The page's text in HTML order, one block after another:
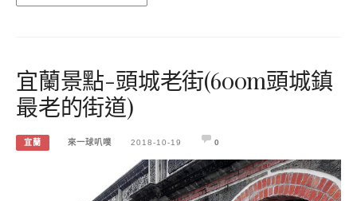
宜蘭景點-頭城老街(600m頭城鎮
最老的街道)
宜蘭 來一球叭噗 2018-10-19 0